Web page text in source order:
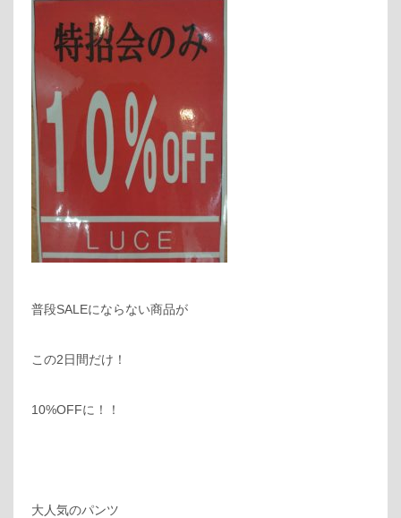
普段SALEにならない商品が
この2日間だけ！
10%OFFに！！
大人気のパンツ